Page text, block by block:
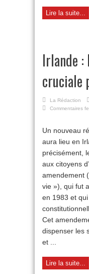
Lire la suite...
Irlande :
cruciale
La Rédaction
Commentaires
Un nouveau
aura lieu en
précisément,
aux citoyens
amendement
vie »), qui fut
en 1983 et
Cet
dispenser les
et ...
Lire la suite...